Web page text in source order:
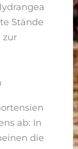
Stände
zur
ab: In
die